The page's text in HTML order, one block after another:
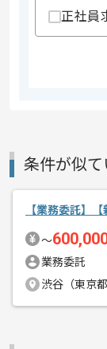
その他募集要項
正社員
条件が似
【業務委託】
〜
業務委託
渋谷（東京都